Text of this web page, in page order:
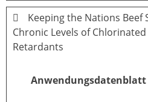
Keeping the Nations Beef
Chronic Levels of
Retardants
Anwendungsdatenblatt